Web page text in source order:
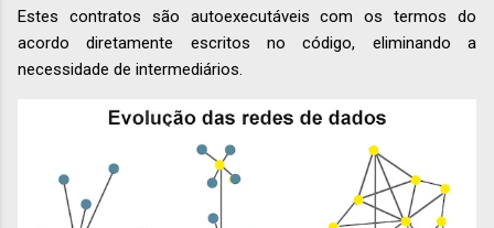
Estes contratos são autoexecutáveis com os termos do
acordo diretamente escritos no código, eliminando a
necessidade de intermediários.